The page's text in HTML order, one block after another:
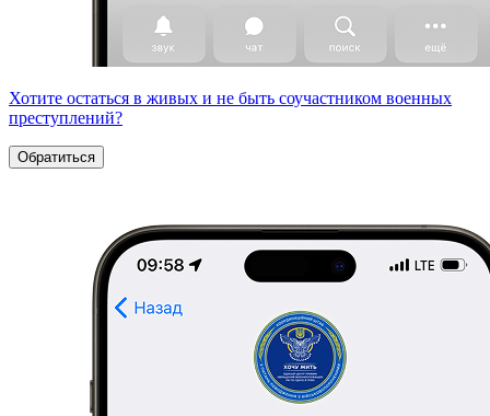
Хотите остаться в живых и не быть соучастником военных
преступлений?
Обратиться